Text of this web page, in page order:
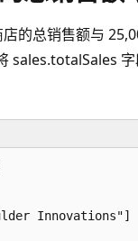
的总销售额与
sales.totalSales
Innovations"]